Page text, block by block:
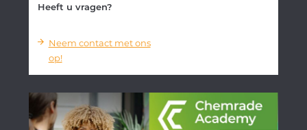
Heeft u vragen?
Neem contact met ons
op!